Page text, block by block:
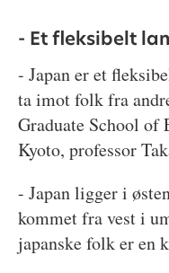
- Et fleksibelt
- Japan er et
ta imot folk fra
Graduate School of
Kyoto, professor
- Japan ligger i
kommet fra vest i
japanske folk er en